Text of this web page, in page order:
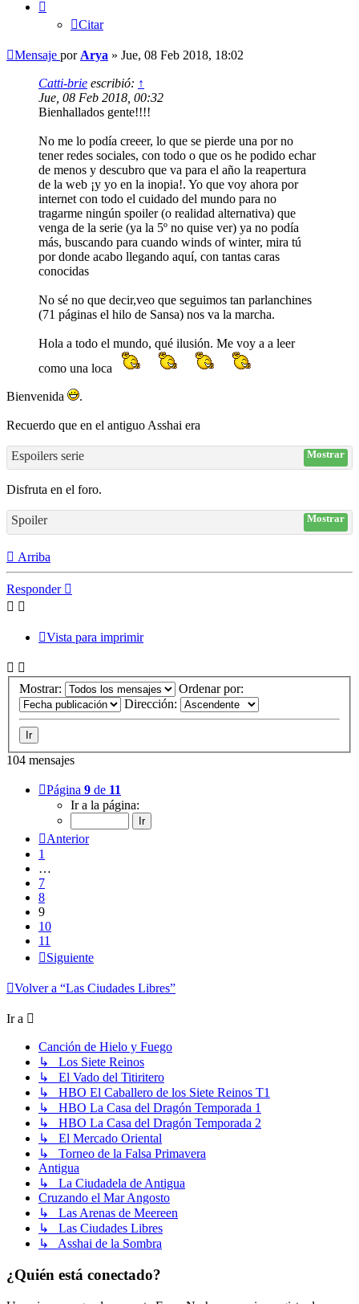
Citar
Mensaje por Arya » Jue, 08 Feb 2018, 18:02
Catti-brie escribió: ↑
Jue, 08 Feb 2018, 00:32
Bienhallados gente!!!!
No me lo podía creeer, lo que se pierde una por no
tener redes sociales, con todo o que os he podido echar
de menos y descubro que va para el año la reapertura
de la web ¡y yo en la inopia!. Yo que voy ahora por
internet con todo el cuidado del mundo para no
tragarme ningún spoiler (o realidad alternativa) que
venga de la serie (ya la 5º no quise ver) ya no podía
más, buscando para cuando winds of winter, mira tú
por donde acabo llegando aquí, con tantas caras
conocidas
No sé no que decir,veo que seguimos tan parlanchines
(71 páginas el hilo de Sansa) nos va la marcha.
Hola a todo el mundo, qué ilusión. Me voy a a leer
como una loca
Bienvenida .
Recuerdo que en el antiguo Asshai era
Espoilers serie Mostrar
Disfruta en el foro.
Spoiler Mostrar
Arriba
Responder
Vista para imprimir
Mostrar:
Ordenar por:
Dirección:
104 mensajes
Página 9 de 11
Ir a la página:
Anterior
1
…
7
8
9
10
11
Siguiente
Volver a “Las Ciudades Libres”
Ir a
Canción de Hielo y Fuego
↳ Los Siete Reinos
↳ El Vado del Titiritero
↳ HBO El Caballero de los Siete Reinos T1
↳ HBO La Casa del Dragón Temporada 1
↳ HBO La Casa del Dragón Temporada 2
↳ El Mercado Oriental
↳ Torneo de la Falsa Primavera
Antigua
↳ La Ciudadela de Antigua
Cruzando el Mar Angosto
↳ Las Arenas de Meereen
↳ Las Ciudades Libres
↳ Asshai de la Sombra
¿Quién está conectado?